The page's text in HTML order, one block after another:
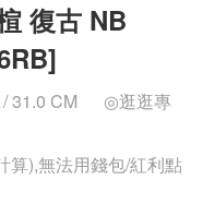
復古 NB
31.0 CM
◎逛逛專
算),無法用錢包/紅利點